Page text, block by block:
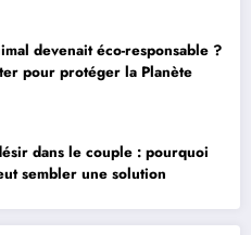
devenait éco-responsable ?
pour protéger la Planète
dans le couple : pourquoi
sembler une solution